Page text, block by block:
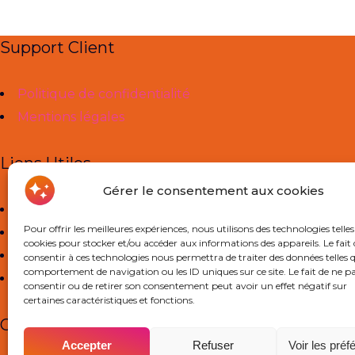
Gérer le consentement aux cookies
Pour offrir les meilleures expériences, nous utilisons des technologies telles
cookies pour stocker et/ou accéder aux informations des appareils. Le fait
consentir à ces technologies nous permettra de traiter des données telles
comportement de navigation ou les ID uniques sur ce site. Le fait de ne
consentir ou de retirer son consentement peut avoir un effet négatif sur
certaines caractéristiques et fonctions.
Accepter Refuser Voir les
Support Client
Politique de confidentialité
Mentions légales
Liens Utiles
À propos de nous
Cours Particuliers
Actualités
Contact
Contact